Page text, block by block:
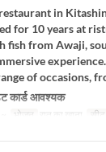
in
for 10 years at
fish from Awaji,
experience.
of occasions,
कार्ड आवश्यक
भोजन रात का खाना